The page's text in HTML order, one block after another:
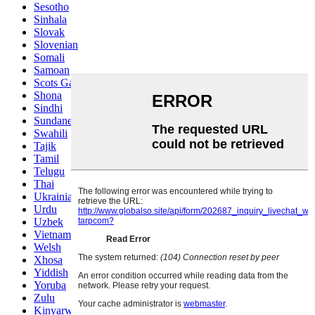
Sesotho
Sinhala
Slovak
Slovenian
Somali
Samoan
Scots Gaelic
Shona
Sindhi
Sundanese
Swahili
Tajik
Tamil
Telugu
Thai
Ukrainian
Urdu
Uzbek
Vietnamese
Welsh
Xhosa
Yiddish
Yoruba
Zulu
Kinyarwanda